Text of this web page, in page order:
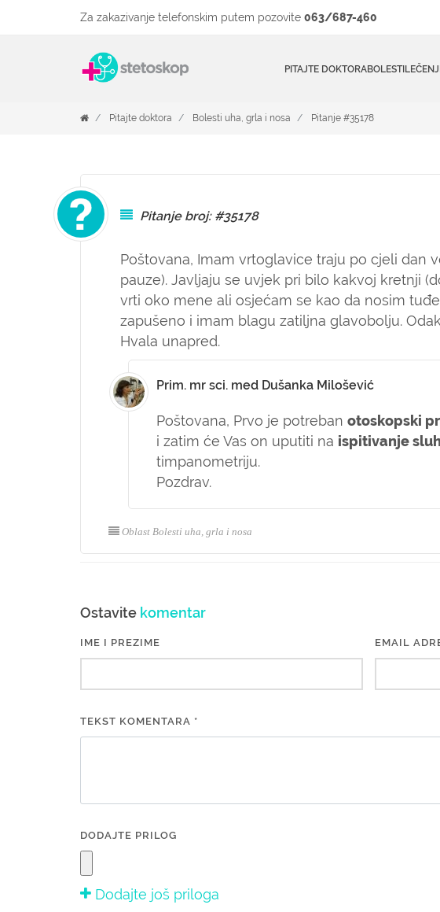
Za zakazivanje telefonskim putem pozovite 063/687-460
PITAJTE DOKTORABOLESTI
Pitajte doktora Bolesti uha, grla i nosa Pitanje #35178
Pitanje broj: #35178
Poštovana, Imam vrtoglavice traju po cjeli dan
pauze). Javljaju se uvjek pri bilo kakvoj kretnji
vrti oko mene ali osjećam se kao da nosim
zapušeno i imam blagu zatiljna glavobolju.
Hvala unapred.
Prim. mr sci. med Dušanka Milošević
Poštovana, Prvo je potreban otoskopski
i zatim će Vas on uputiti na ispitivanje
timpanometriju.
Pozdrav.
Oblast Bolesti uha, grla i nosa
Ostavite komentar
IME I PREZIME EMAIL
TEKST KOMENTARA *
DODAJTE PRILOG
Dodajte još priloga